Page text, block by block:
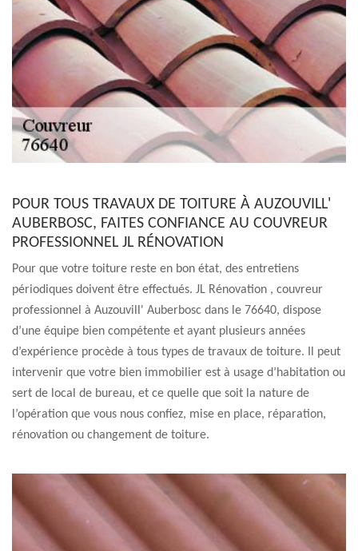
POUR TOUS TRAVAUX DE TOITURE À AUZOUVILL'
AUBERBOSC, FAITES CONFIANCE AU COUVREUR
PROFESSIONNEL JL RÉNOVATION
Pour que votre toiture reste en bon état, des entretiens
périodiques doivent être effectués. JL Rénovation , couvreur
professionnel à Auzouvill' Auberbosc dans le 76640, dispose
d’une équipe bien compétente et ayant plusieurs années
d’expérience procède à tous types de travaux de toiture. Il peut
intervenir que votre bien immobilier est à usage d’habitation ou
sert de local de bureau, et ce quelle que soit la nature de
l’opération que vous nous confiez, mise en place, réparation,
rénovation ou changement de toiture.